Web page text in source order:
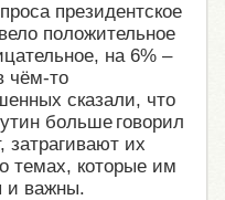
президентское
положительное
на 6% –
чём-то
сказали, что
больше говорил
затрагивают их
темах, которые им
и важны.